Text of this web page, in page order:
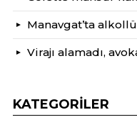
Manavgat’ta
Virajı alamadı,
KATEGORILER